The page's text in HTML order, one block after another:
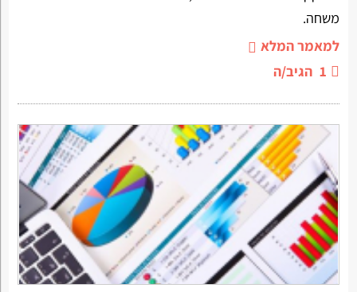
משחה.
למאמר המלא
1 הגיב/ה